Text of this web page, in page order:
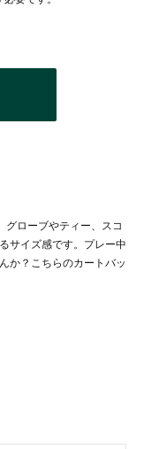
グローブやティー、スコ
サイズ感です。プレー中
か？こちらのカートバッ